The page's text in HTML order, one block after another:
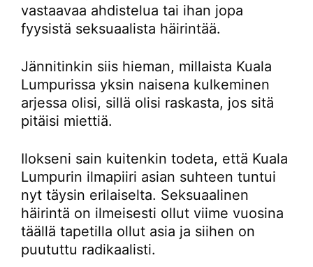
vastaavaa ahdistelua tai ihan jopa
fyysistä seksuaalista häirintää.
Jännitinkin siis hieman, millaista Kuala
Lumpurissa yksin naisena kulkeminen
arjessa olisi, sillä olisi raskasta, jos sitä
pitäisi miettiä.
Ilokseni sain kuitenkin todeta, että Kuala
Lumpurin ilmapiiri asian suhteen tuntui
nyt täysin erilaiselta. Seksuaalinen
häirintä on ilmeisesti ollut viime vuosina
täällä tapetilla ollut asia ja siihen on
puututtu radikaalisti.